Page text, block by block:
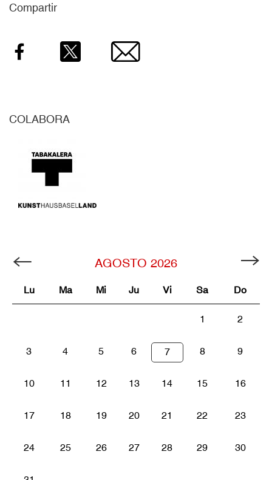
Compartir
Facebook Email
COLABORA
AGOSTO 2026
Lu Ma Mi Ju Vi Sa Do
1 2
3 4 5 6 7 8 9
10 11 12 13 14 15 16
17 18 19 20 21 22 23
24 25 26 27 28 29 30